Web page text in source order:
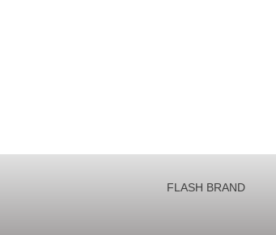
FLASH BRAND